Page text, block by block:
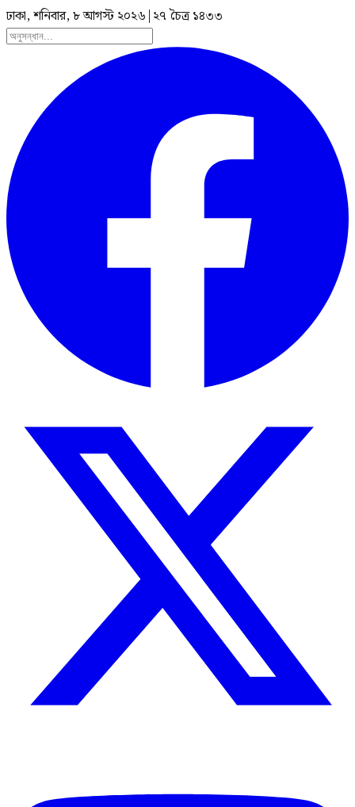
ঢাকা, শনিবার, ৮ আগস্ট ২০২৬ | ২৭ চৈত্র ১৪৩৩